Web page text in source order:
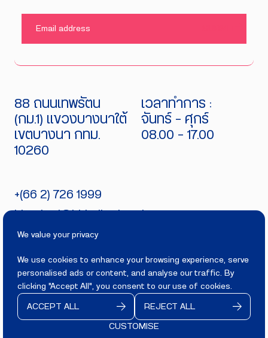
We value your privacy
We use cookies to enhance your browsing experience, serve
personalised ads or content, and analyse our traffic. By
clicking "Accept All", you consent to our use of cookies.
CUSTOMISE
REJECT ALL
ACCEPT ALL
88 ถนนเทพรัตน
(กม.1) แขวงบางนาใต้
เขตบางนา กทม.
10260
เวลาทำการ :
จันทร์ - ศุกร์
08.00 - 17.00
+(66 2) 726 1999
PRIVACYTERMS
Copyright 2025
BITECBURI.COM
All rights reserved.